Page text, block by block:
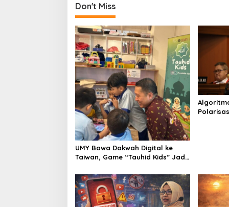
t
n
a
v
i
g
a
t
i
o
n
Don't Miss
UMY Bawa Dakwah Digital ke
Taiwan, Game “Tauhid Kids” Jadi
Minoritas